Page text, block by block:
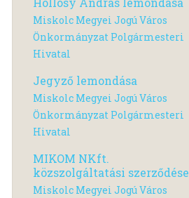
Miskolc Megyei Jogú Város
Önkormányzat Polgármesteri
Hivatal
Jegyző lemondása
Miskolc Megyei Jogú Város
Önkormányzat Polgármesteri
Hivatal
MIKOM NKft.
közszolgáltatási szerződése
Miskolc Megyei Jogú Város